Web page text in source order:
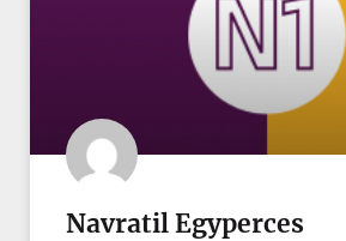
Navratil Egyperces